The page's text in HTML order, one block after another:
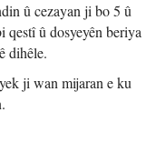
û cezayan ji bo 5 û
û dosyeyên beriya
dihêle.
ji wan mijaran e ku